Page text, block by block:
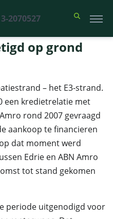
2070527
>Renteswap vernietigd op
op grond
– het E3-strand.
een kredietrelatie met
rond 2007 gevraagd
aankoop te financieren
dat moment werd
Edrie en ABN Amro
tot stand gekomen
periode uitgenodigd voor